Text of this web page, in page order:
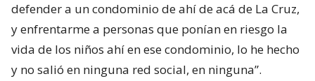
defender a un condominio de ahí de acá de La Cruz,
y enfrentarme a personas que ponían en riesgo la
vida de los niños ahí en ese condominio, lo he hecho
y no salió en ninguna red social, en ninguna”.